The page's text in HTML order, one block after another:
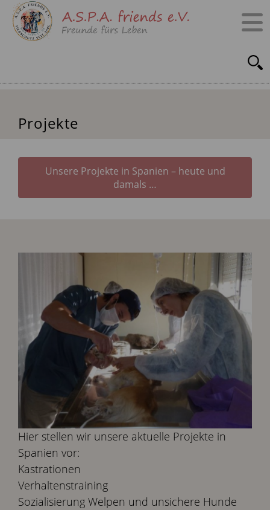
Projekte
Unsere Projekte in Spanien – heute und
damals …
Hier stellen wir unsere aktuelle Projekte in
Spanien vor:
Kastrationen
Verhaltenstraining
Sozialisierung Welpen und unsichere Hunde